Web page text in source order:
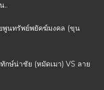
..
พูนทรัพย์พยัคฆ์มงคล (ขุน
ษ์น่าชัย (หมัดเมา) VS ลาย